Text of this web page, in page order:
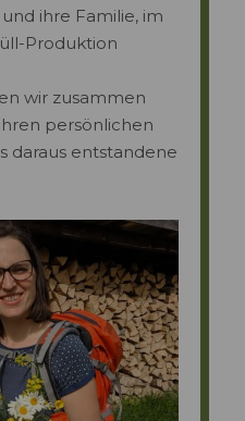
ihre Familie, im
Produktion
wir zusammen
persönlichen
daraus entstandene